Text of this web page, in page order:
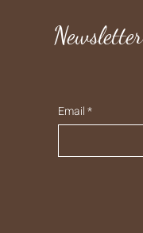
Newsletter
Email